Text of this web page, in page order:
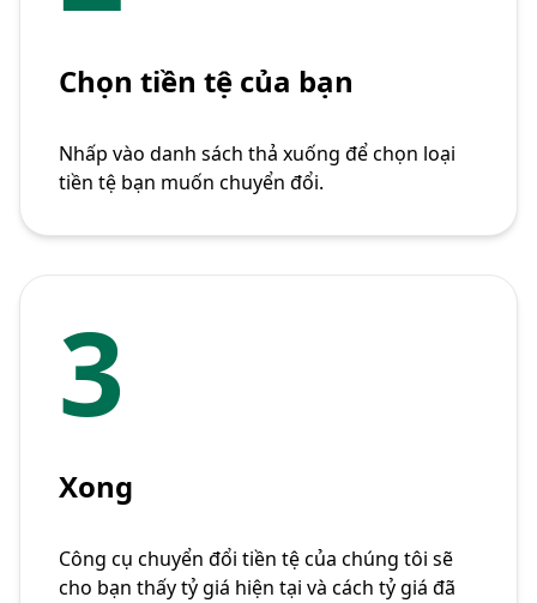
Chọn tiền tệ của bạn
Nhấp vào danh sách thả xuống để chọn loại
tiền tệ bạn muốn chuyển đổi.
3
Xong
Công cụ chuyển đổi tiền tệ của chúng tôi sẽ
cho bạn thấy tỷ giá hiện tại và cách tỷ giá đã